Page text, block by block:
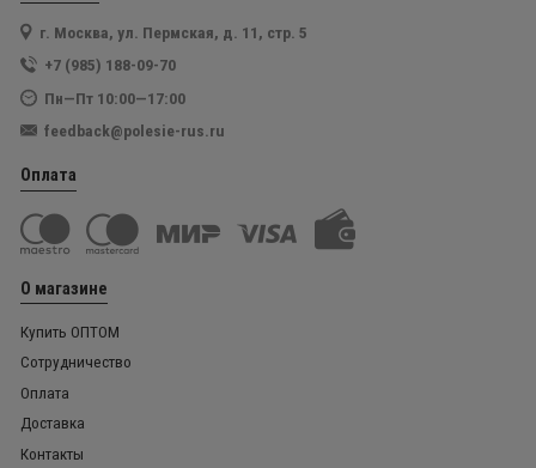
г. Москва, ул. Пермская, д. 11, стр. 5
+7 (985) 188-09-70
Пн—Пт 10:00—17:00
feedback@polesie-rus.ru
Оплата
О магазине
Купить ОПТОМ
Сотрудничество
Оплата
Доставка
Контакты